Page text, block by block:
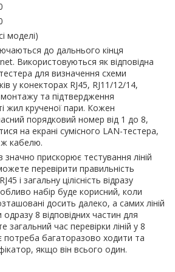
моделі)
до дальнього кінця
Використовуються як відповідна
для визначення схеми
у конекторах RJ45, RJ11/12/14,
та підтвердження
жил крученої пари. Кожен
порядковий номер від 1 до 8,
на екрані сумісного LAN-тестера,
ж кабелю.
значно прискорює тестування ліній
перевірити правильність
і загальну цілісність відразу
набір буде корисний, коли
досить далеко, а самих ліній
8 відповідних частин для
загальний час перевірки ліній у 8
потреба багаторазово ходити та
якщо він всього один.